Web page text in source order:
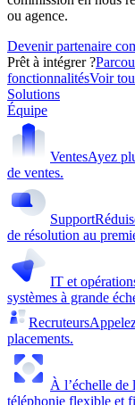
ou agence.
Devenir partenaire
Prêt à intégrer ?
fonctionnalitésVoir
Solutions
Équipe
VentesAyez
de ventes.
Support
de résolution au
IT et
systèmes à grande
Recruteurs
placements.
À l’échelle de
téléphonie flexible et